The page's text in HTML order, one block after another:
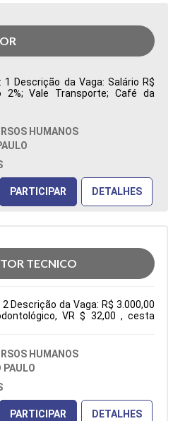
1 Descrição da Vaga: Salário R$
2%; Vale Transporte; Café da
Osasco, SP, Brasil Área de
Formação Acadêmica:
HUMANOS
PARTICIPAR DETALHES
TECNICO
Descrição da Vaga: R$ 3.000,00
VR $ 32,00 , cesta
ao cliente via fone, e-mail
em feira e eventos. Tipo de
Cajamar, SP, Brasil Área de
Comercial/Vendas Período:
Características
HUMANOS
PAULO
PARTICIPAR DETALHES